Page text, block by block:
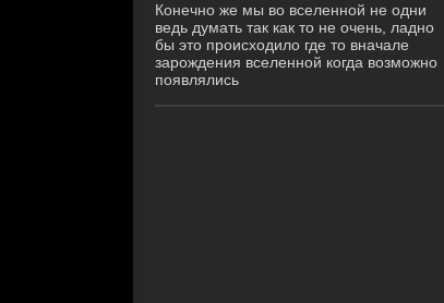
Конечно же мы во вселенной не одни
ведь думать так как то не очень, ладно
бы это происходило где то вначале
зарождения вселенной когда возможно
появлялись